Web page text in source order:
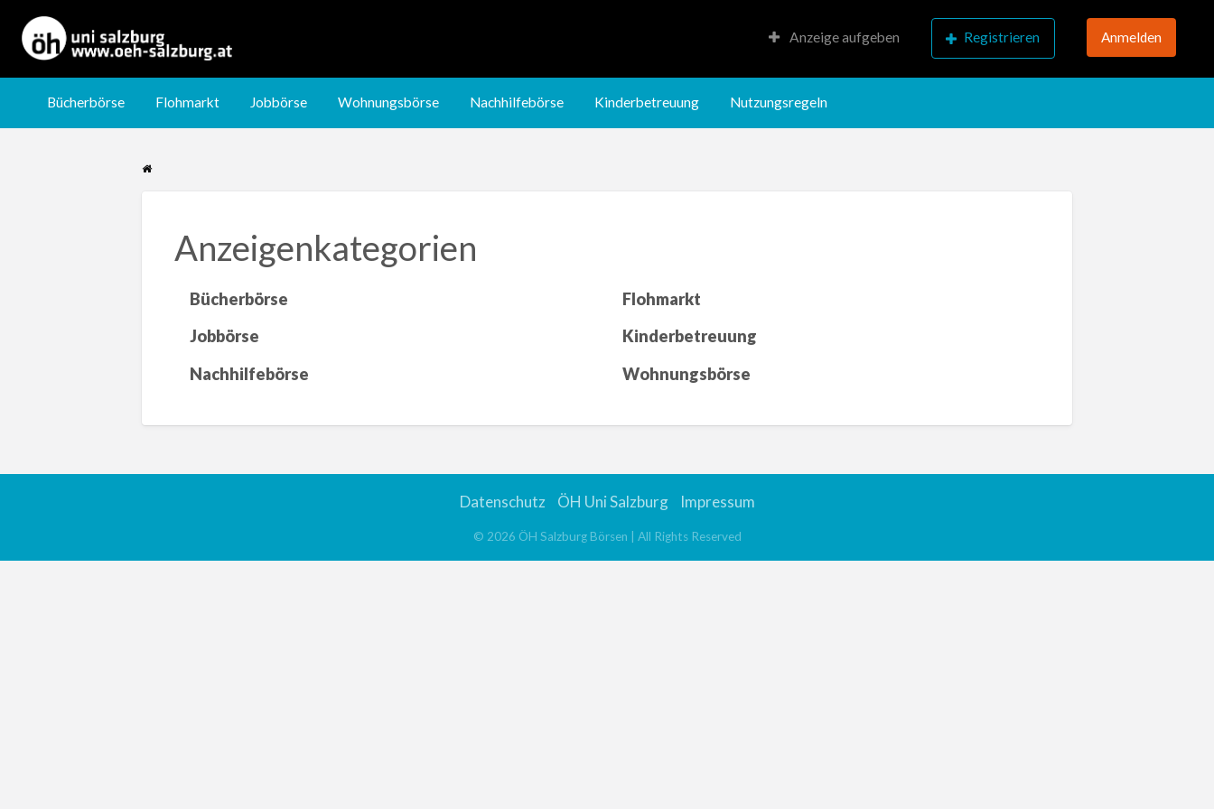
Jobbörse Wohnungsbörse Nachhilfebörse Kinderbetreuung Nutzungsregeln
Anzeige aufgeben Registrieren Anmelden
Bücherbörse Flohmarkt Jobbörse Wohnungsbörse Nachhilfebörse Kinderbetreuung Nutzungsregeln
Anzeigenkategorien
Bücherbörse
Flohmarkt
Jobbörse
Kinderbetreuung
Nachhilfebörse
Wohnungsbörse
Datenschutz ÖH Uni Salzburg Impressum
© 2026 ÖH Salzburg Börsen | All Rights Reserved